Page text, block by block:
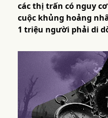
các thị trấn có nguy
cuộc khủng hoảng
1 triệu người phải di